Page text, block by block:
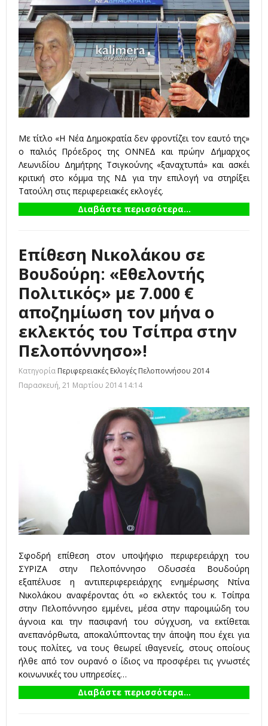
Με τίτλο «Η Νέα Δημοκρατία δεν φροντίζει τον εαυτό της»
ο παλιός Πρόεδρος της ΟΝΝΕΔ και πρώην Δήμαρχος
Λεωνιδίου Δημήτρης Τσιγκούνης «ξαναχτυπά» και ασκέι
κριτική στο κόμμα της ΝΔ για την επιλογή να στηρίξει
Τατούλη στις περιφερειακές εκλογές.
Διαβάστε περισσότερα...
Επίθεση Νικολάκου σε
Βουδούρη: «Εθελοντής
Πολιτικός» με 7.000 €
αποζημίωση τον μήνα ο
εκλεκτός του Τσίπρα στην
Πελοπόννησο»!
Κατηγορία Περιφερειακές Εκλογές Πελοποννήσου 2014
Παρασκευή, 21 Μαρτίου 2014 14:14
Σφοδρή επίθεση στον υποψήφιο περιφερειάρχη του
ΣΥΡΙΖΑ στην Πελοπόννησο Οδυσσέα Βουδούρη
εξαπέλυσε η αντιπεριφερειάρχης ενημέρωσης Ντίνα
Νικολάκου αναφέροντας ότι «ο εκλεκτός του κ. Τσίπρα
στην Πελοπόννησο εμμένει, μέσα στην παροιμιώδη του
άγνοια και την πασιφανή του σύγχυση, να εκτίθεται
ανεπανόρθωτα, αποκαλύπτοντας την άποψη που έχει για
τους πολίτες, να τους θεωρεί ιθαγενείς, στους οποίους
ήλθε από τον ουρανό ο ίδιος να προσφέρει τις γνωστές
κοινωνικές του υπηρεσίες…
Διαβάστε περισσότερα...